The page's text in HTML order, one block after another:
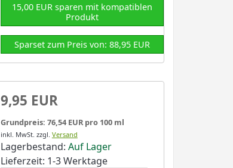
15,00 EUR sparen mit kompatiblen
Produkt
Sparset zum Preis von: 88,95 EUR
9,95 EUR
Grundpreis: 76,54 EUR pro 100 ml
inkl. MwSt. zzgl. Versand
Lagerbestand: Auf Lager
Lieferzeit: 1-3 Werktage